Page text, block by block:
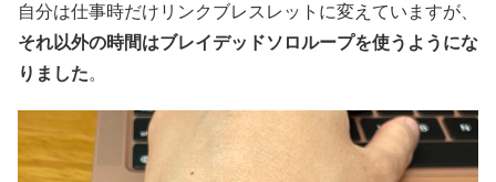
自分は仕事時だけリンクブレスレットに変えていますが、
それ以外の時間はブレイデッドソロループを使うようにな
りました。